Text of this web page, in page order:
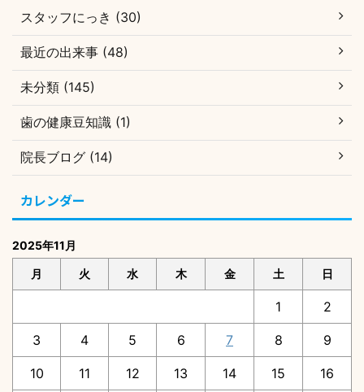
スタッフにっき (30)
最近の出来事 (48)
未分類 (145)
歯の健康豆知識 (1)
院長ブログ (14)
カレンダー
2025年11月
月 火 水 木 金 土 日
1 2
3 4 5 6 7 8 9
10 11 12 13 14 15 16